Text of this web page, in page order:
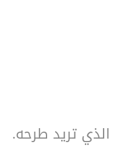
تريد طرحه.